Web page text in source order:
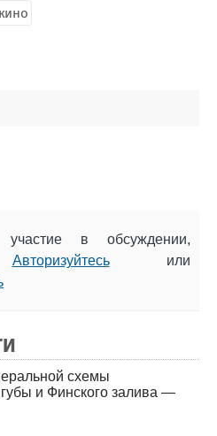
кино
в обсуждении,
Авторизуйтесьили
схемы
и Финского залива —